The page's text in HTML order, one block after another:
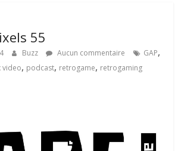
55
Buzz Aucun commentaire GAP,
video, podcast, retrogame, retrogaming